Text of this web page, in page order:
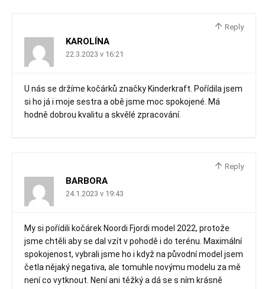
Reply
KAROLÍNA
22.3.2023 v 16:21
U nás se držíme kočárků značky Kinderkraft. Pořídila jsem
si ho já i moje sestra a obě jsme moc spokojené. Má
hodně dobrou kvalitu a skvělé zpracování.
Reply
BARBORA
24.1.2023 v 19:43
My si pořídili kočárek Noordi Fjordi model 2022, protože
jsme chtěli aby se dal vzít v pohodě i do terénu. Maximální
spokojenost, vybrali jsme ho i když na původní model jsem
četla nějaký negativa, ale tomuhle novýmu modelu za mě
není co vytknout. Není ani těžký a dá se s ním krásně